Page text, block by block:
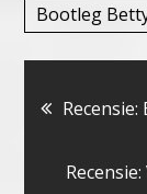
Bootleg